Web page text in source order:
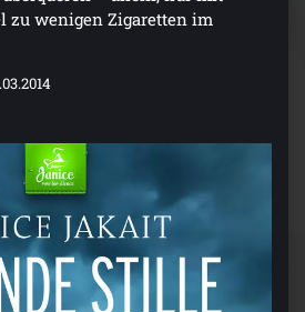
zu wenigen Zigaretten im